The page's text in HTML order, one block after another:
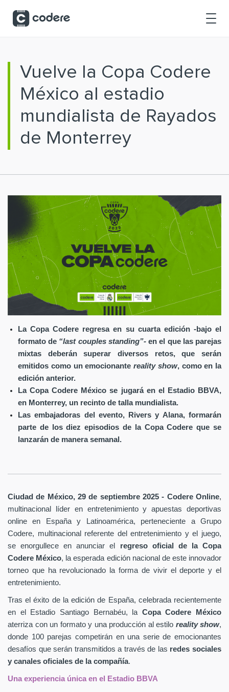
Vuelve la Copa Codere
México al estadio
mundialista de Rayados
de Monterrey
La Copa Codere regresa en su cuarta edición -bajo el
formato de “last couples standing”- en el que las parejas
mixtas deberán superar diversos retos, que serán
emitidos como un emocionante reality show, como en la
edición anterior.
La Copa Codere México se jugará en el Estadio BBVA,
en Monterrey, un recinto de talla mundialista.
Las embajadoras del evento, Rivers y Alana, formarán
parte de los diez episodios de la Copa Codere que se
lanzarán de manera semanal.
Ciudad de México, 29 de septiembre 2025 - Codere Online,
multinacional líder en entretenimiento y apuestas deportivas
online en España y Latinoamérica, perteneciente a Grupo
Codere, multinacional referente del entretenimiento y el juego,
se enorgullece en anunciar el regreso oficial de la Copa
Codere México, la esperada edición nacional de este innovador
torneo que ha revolucionado la forma de vivir el deporte y el
entretenimiento.
Tras el éxito de la edición de España, celebrada recientemente
en el Estadio Santiago Bernabéu, la Copa Codere México
aterriza con un formato y una producción al estilo reality show,
donde 100 parejas competirán en una serie de emocionantes
desafíos que serán transmitidos a través de las redes sociales
y canales oficiales de la compañía.
Una experiencia única en el Estadio BBVA